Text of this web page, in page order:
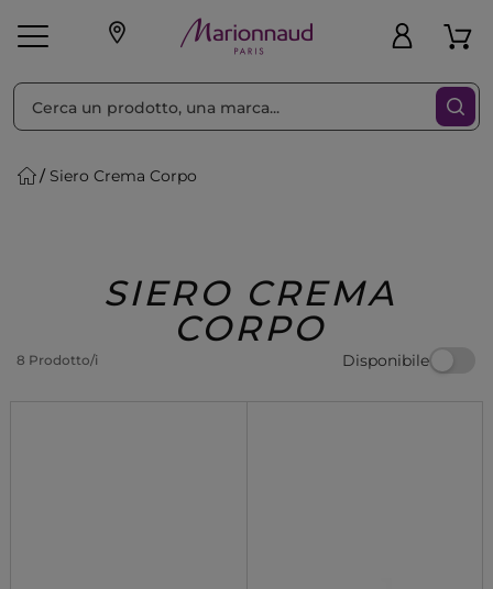
Make-up Profumi
Regalo
Siero Crema Corpo
SIERO CREMA
CORPO
8 Prodotto/i Disponibile
Ordina per Filtra